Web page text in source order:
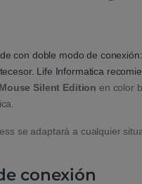
con doble modo de
Life Informatica
Silent Edition en color
se adaptará a cualquier
conexión